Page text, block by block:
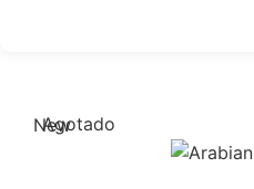
Agotado
New